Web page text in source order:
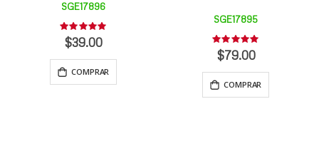
SGE17896
Rating:
0%
$39.00
COMPRAR
SGE17895
Rating:
0%
$79.00
COMPRAR